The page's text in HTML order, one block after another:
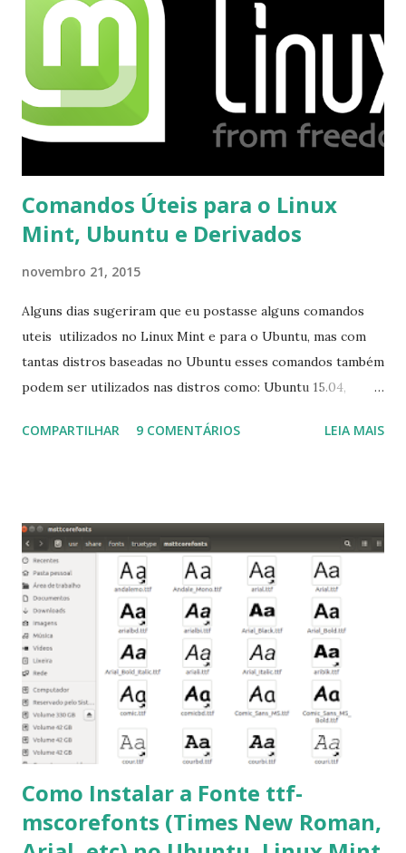
Comandos Úteis para o Linux
Mint, Ubuntu e Derivados
novembro 21, 2015
Alguns dias sugeriram que eu postasse alguns comandos
uteis utilizados no Linux Mint e para o Ubuntu, mas com
tantas distros baseadas no Ubuntu esses comandos também
podem ser utilizados nas distros como: Ubuntu 15.04,
Linux Mint 17, Pinguy OS 14.04, Elementary OS 0.3, Deepin
para usuários iniciantes... 1- Atualizar a lista de pacotes: $
sudo apt-get update 2- Atualizar toda a distro: $ sudo apt-
get -f dist-upgrade ou update-manager -d -c 3- Instalar
pacotes: $ sudo apt-get install [nome do pacote] 4-
Procurar arquivos corrompidos: $ sudo apt-get check 5-
Corrigir problemas de dependências, concluir instalação de
pacotes pendentes e outros erros: $ sudo apt-get -f install
6- Se o comando sudo apt-get -f install nã...
COMPARTILHAR 9 COMENTÁRIOS LEIA MAIS
Como Instalar a Fonte ttf-
mscorefonts (Times New Roman,